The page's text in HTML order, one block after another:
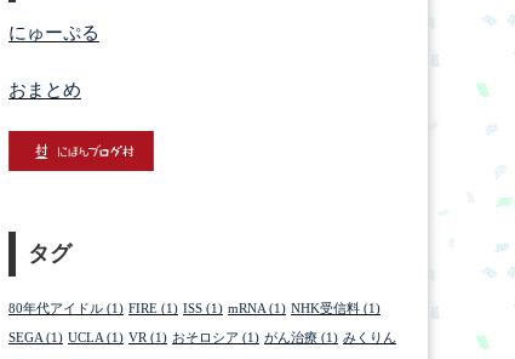
にゅーぷる
おまとめ
タグ
80年代アイドル (1) FIRE (1) ISS (1) mRNA (1) NHK受信料 (1)
SEGA (1) UCLA (1) VR (1) おそロシア (1) がん治療 (1) みくりん